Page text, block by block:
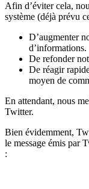
Afin d’éviter cela,
système (déjà prévu
D’augmenter
d’informations.
De refonder
De réagir
moyen de
En attendant, nous
Twitter.
Bien évidemment,
le message émis par
: